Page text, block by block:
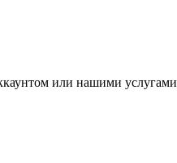
или нашими